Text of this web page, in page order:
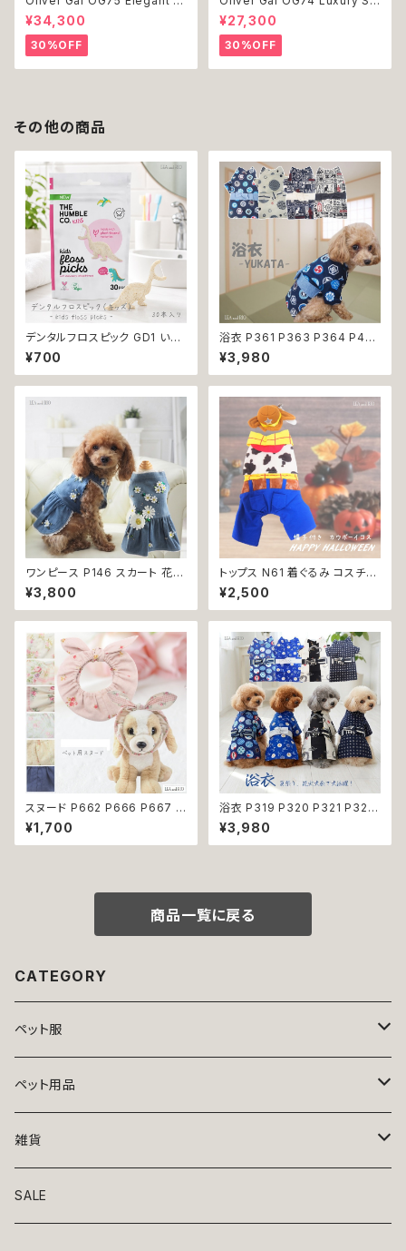
ssentials Paris 絵 アート イ
ンテリア お祝い 贈り物 プレゼ
ント 結婚 新築 開店 周年 バー
スデイ 誕生日 ご褒美
¥34,300
30%OFF
acked Shoes Rose Giftbo
x 絵 アート インテリア お祝い
贈り物 プレゼント 結婚 新築 開
店 周年 バースデイ 誕生日 ご褒
美
¥27,300
30%OFF
その他の商品
デンタルフロスピック GD1 いち
ごフレーバーデンタルフロス TH
E HUMBLE CO. 30本入り い
ちごフレーバー 恐竜 フロス 歯
¥700
浴衣 P361 P363 P364 P40
3 ハンドメイド 手鞠 紺 ネイビ
ー 白 ホワイト きなり ドッグ ウ
ェア ドッグウエア 犬 猫 ペット
装 和柄 小型犬 子犬 仔犬 夏 返
品交換不可
¥3,980
ワンピース P146 スカート 花
ジャンスカ ドッグウエア ドック
ウェア 犬 猫 犬の服 猫の服 do
g ペット 服 小型犬 かわいい お
返品交換不可
¥3,800
トップス N61 着ぐるみ コスチュ
ーム コスプレ キャラクター ブル
ー ホワイト レッド 帽子付き カ
ウボーイ 衣装 仮装 変身 ハロ
ペット 服 犬服 猫服 洋服 オシャ
レ かわいい 小型犬 返品交換不
¥2,500
スヌード P662 P666 P667 P
670 P673 P674 P765 カチ
ューシャ 花柄 小花柄 バラ 薔薇
無地 濡れ防止 汚れ防止 ドッグ
い 小型犬 返品交換不可
¥1,700
浴衣 P319 P320 P321 P322
和装 和柄 男の子 ネイビー ブル
ー ホワイト ブラック ドッグ ウェ
ア ドッグウエア 犬 猫 ペット 服
夏 返品交換不可
¥3,980
商品一覧に戻る
CATEGORY
ペット服
トップス
ニット
アロハ
ボトムス
ワンピース
ペット用品
ベッド
リード・首輪
雑貨
アート
SALE